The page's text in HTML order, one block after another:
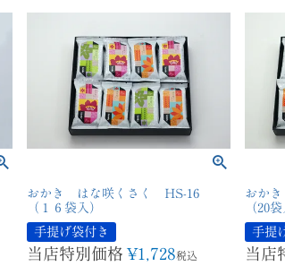
おかき はな咲くさく HS-16
（１６袋入）
手提げ袋付き
当店特別価格 ¥1,728税込
おか
（20袋
手提
当店